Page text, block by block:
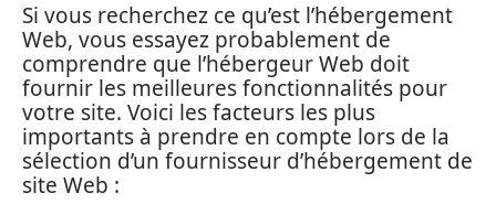
Si vous recherchez ce qu’est l’hébergement
Web, vous essayez probablement de
comprendre que l’hébergeur Web doit
fournir les meilleures fonctionnalités pour
votre site. Voici les facteurs les plus
importants à prendre en compte lors de la
sélection d’un fournisseur d’hébergement de
site Web :